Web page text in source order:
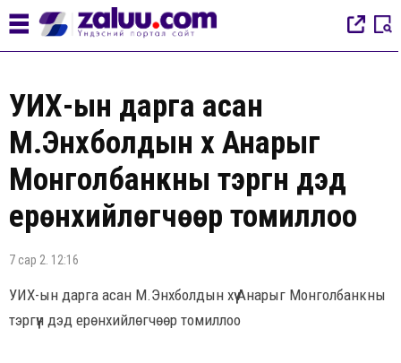
УИХ-ын дарга асан
М.Энхболдын хүү Анарыг
Монголбанкны тэргүүн дэд
ерөнхийлөгчөөр томиллоо
7 сар 2. 12:16
УИХ-ын дарга асан М.Энхболдын хүү Анарыг Монголбанкны
тэргүүн дэд ерөнхийлөгчөөр томиллоо